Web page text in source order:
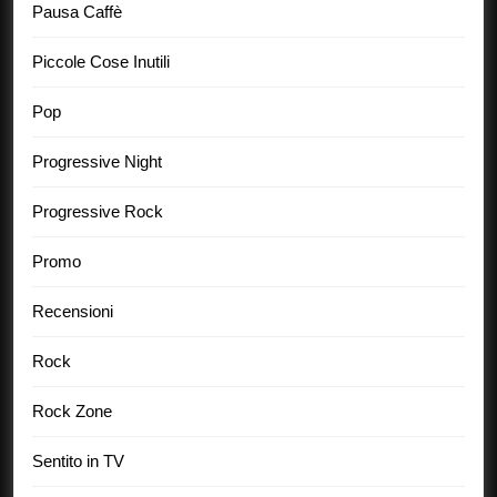
Pausa Caffè
Piccole Cose Inutili
Pop
Progressive Night
Progressive Rock
Promo
Recensioni
Rock
Rock Zone
Sentito in TV